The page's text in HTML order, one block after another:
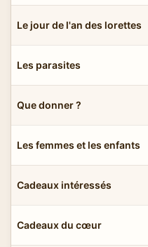
Le jour de l'an des lorettes
Les parasites
Que donner ?
Les femmes et les enfants
Cadeaux intéressés
Cadeaux du cœur